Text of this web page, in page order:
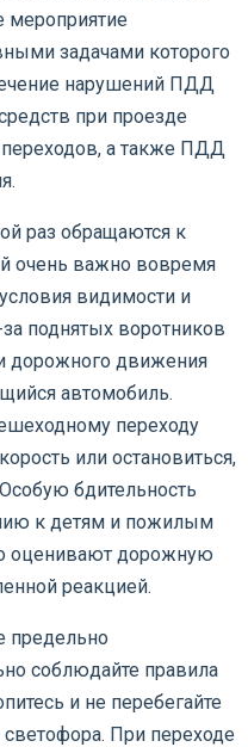
мероприятие
задачами которого
нарушений ПДД
при проезде
а также ПДД
раз обращаются к
очень важно вовремя
видимости и
поднятых воротников
дорожного движения
автомобиль.
переходу
или остановиться,
бдительность
к детям и пожилым
оценивают дорожную
реакцией.
предельно
соблюдайте правила
и не перебегайте
При переходе